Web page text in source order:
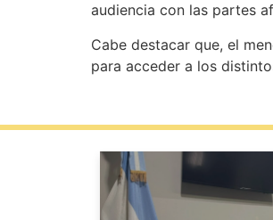
audiencia con las partes
Cabe destacar que, el
para acceder a los